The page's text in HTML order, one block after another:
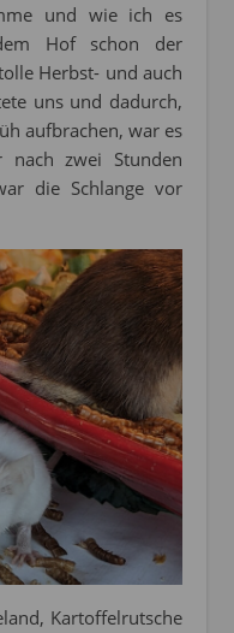
und wie ich es
Hof schon der
Herbst- und auch
uns und dadurch,
aufbrachen, war es
zwei Stunden
die Schlange vor
Kartoffelrutsche